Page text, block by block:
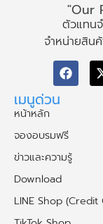
"Our
ตัวแทน
จำหน่ายสิน
เมนูด่วน
หน้าหลัก
จองอบรมฟรี
ข่าวและความรู้
Download
LINE Shop